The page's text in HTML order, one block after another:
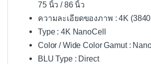
75 นิ้ว / 86 นิ้ว
ความละเอียดของภาพ : 4K
Type : 4K NanoCell
Color / Wide Color Gamut :
BLU Type : Direct